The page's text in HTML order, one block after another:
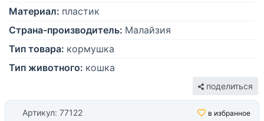
Материал: пластик
Страна-производитель: Малайзия
Тип товара: кормушка
Тип животного: кошка
поделиться
Артикул: 77122 в избранное